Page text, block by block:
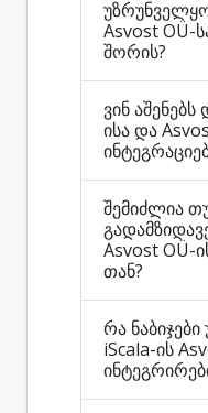
Asvost OÜ-
შორის?
ვინ აშენებს
ისა და
შემიძლია
Asvost OÜ-
თან?
რა
iScala-ის